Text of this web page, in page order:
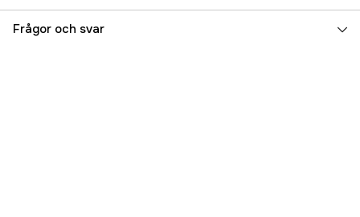
Referensnummer 3000043253
Frågor och svar